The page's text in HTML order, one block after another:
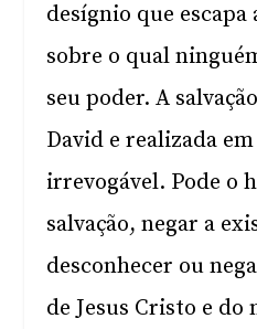
desígnio que escapa
sobre o qual
seu poder. A
David e realizada
irrevogável. Pode o
salvação, negar a
desconhecer ou
de Jesus Cristo e